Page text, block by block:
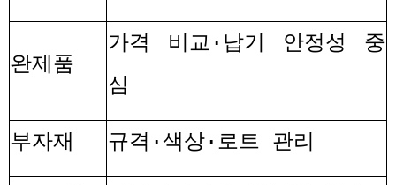
완제품
가격 비교 · 납기 안정성 중
심
부자재 규격 ·색상· 로트 관리